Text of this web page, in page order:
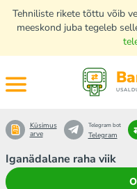
Tehniliste rikete tõttu võib
meeskond juba tegeleb
Iganädalane raha viik
Küsimus
arve
Telegram bot
Telegram